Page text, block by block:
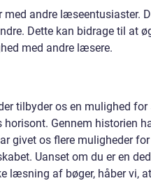
andre læseentusiaster.
Dette kan bidrage til at
med andre læsere.
tilbyder os en mulighed for
horisont. Gennem historien
givet os flere muligheder
Uanset om du er en
læsning af bøger, håber vi,